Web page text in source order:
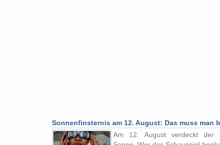
Sonnenfinsternis am 12. August: Das muss man
Am 12. August verdeckt der